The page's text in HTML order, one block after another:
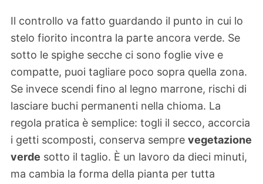
Il controllo va fatto guardando il punto in cui lo
stelo fiorito incontra la parte ancora verde. Se
sotto le spighe secche ci sono foglie vive e
compatte, puoi tagliare poco sopra quella zona.
Se invece scendi fino al legno marrone, rischi di
lasciare buchi permanenti nella chioma. La
regola pratica è semplice: togli il secco, accorcia
i getti scomposti, conserva sempre vegetazione
verde sotto il taglio. È un lavoro da dieci minuti,
ma cambia la forma della pianta per tutta